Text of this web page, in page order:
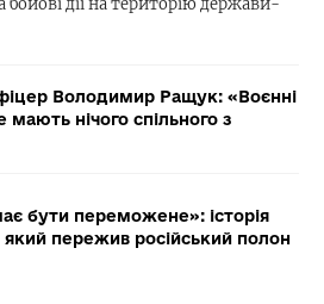
бойові дії на територію держави-
Володимир Ращук: «Воєнні
мають нічого спільного з
бути переможене»: історія
який пережив російський полон